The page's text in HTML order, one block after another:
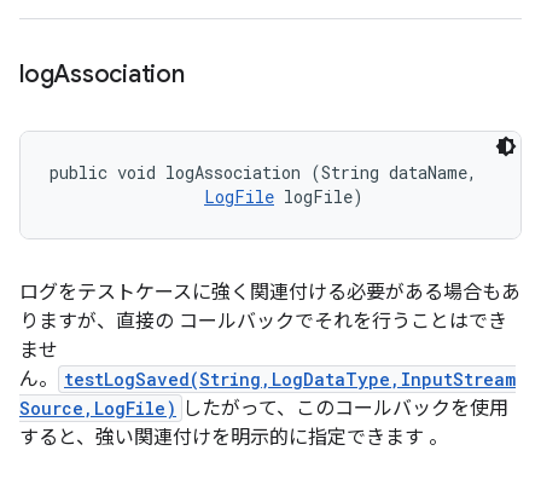
logAssociation
public void logAssociation (String dataName,
LogFile logFile)
ログをテストケースに強く関連付ける必要がある場合もあ
りますが、直接の コールバックでそれを行うことはでき
ませ
ん。
testLogSaved(String,LogDataType,InputStream
Source,LogFile) したがって、このコールバックを使用
すると、強い関連付けを明示的に指定できます 。